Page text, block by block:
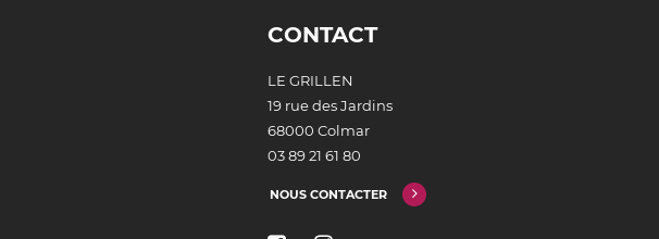
CONTACT
LE GRILLEN
19 rue des Jardins
68000 Colmar
03 89 21 61 80
NOUS CONTACTER